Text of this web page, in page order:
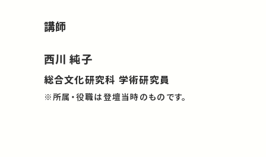
講師
西川 純子
総合文化研究科 学術研究員
※所属・役職は登壇当時のものです。